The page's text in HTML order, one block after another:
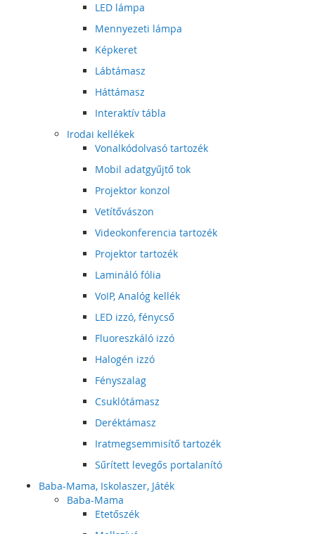
LED lámpa
Mennyezeti lámpa
Képkeret
Lábtámasz
Háttámasz
Interaktív tábla
Irodai kellékek
Vonalkódolvasó tartozék
Mobil adatgyűjtő tok
Projektor konzol
Vetítővászon
Videokonferencia tartozék
Projektor tartozék
Lamináló fólia
VoIP, Analóg kellék
LED izzó, fénycső
Fluoreszkáló izzó
Halogén izzó
Fényszalag
Csuklótámasz
Deréktámasz
Iratmegsemmisítő tartozék
Sűrített levegős portalanító
Baba-Mama, Iskolaszer, Játék
Baba-Mama
Etetőszék